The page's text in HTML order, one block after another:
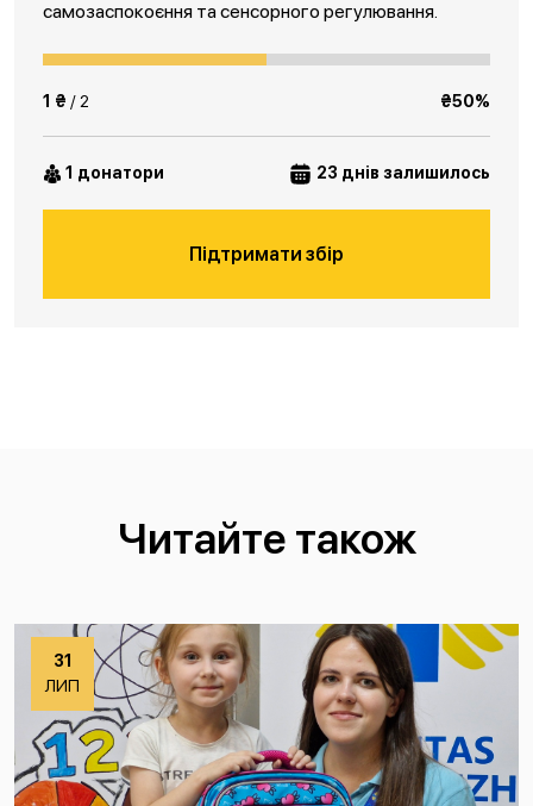
самозаспокоєння та сенсорного регулювання.
1 ₴ / 2 ₴50%
1 донатори 23 днів залишилось
Підтримати збір
Читайте також
31
ЛИП